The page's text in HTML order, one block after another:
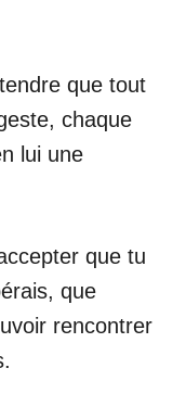
que tout
chaque
lui une
que tu
que
rencontrer